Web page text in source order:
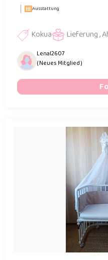
Ausstattung
Kokua Lieferung ,
Lenal2607
( Neues Mitglied )